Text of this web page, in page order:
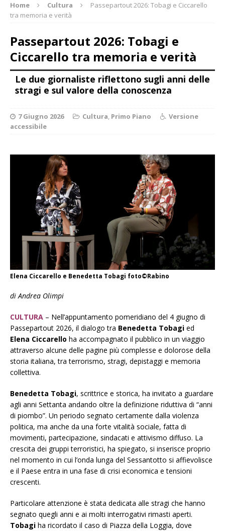
Home Cultura
Passepartout 2026: Tobagi e Ciccarello
tra memoria e verità
Passepartout 2026: Tobagi e
Ciccarello tra memoria e verità
Le due giornaliste riflettono sugli anni delle
stragi e sul valore della conoscenza
7 Giugno 2026 Cultura, Primo Piano
Versione
accessibile
Elena Ciccarello e Benedetta Tobagi foto©Rabino
di Andrea Olimpi
CULTURA – Nell’appuntamento pomeridiano del 4 giugno di
Passepartout 2026, il dialogo tra Benedetta Tobagi ed
Elena Ciccarello ha accompagnato il pubblico in un viaggio
attraverso alcune delle pagine più complesse e dolorose della
storia italiana, tra terrorismo, stragi, depistaggi e memoria
collettiva.
Benedetta Tobagi, scrittrice e storica, ha invitato a guardare
agli anni Settanta andando oltre la definizione riduttiva di “anni
di piombo”. Un periodo segnato certamente dalla violenza
politica, ma anche da una forte vitalità sociale, fatta di
movimenti, partecipazione, sindacati e attivismo diffuso. La
crescita dei gruppi terroristici, ha spiegato, si inserisce proprio
nel momento in cui l’onda lunga del Sessantotto si affievolisce
e il Paese entra in una fase di crisi economica e tensioni
crescenti.
Particolare attenzione è stata dedicata alle stragi che hanno
segnato quegli anni e ai molti interrogativi rimasti aperti.
Tobagi ha ricordato il caso di Piazza della Loggia, dove